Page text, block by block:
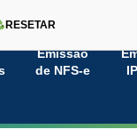
Emissão
de NFS-e
RESETAR